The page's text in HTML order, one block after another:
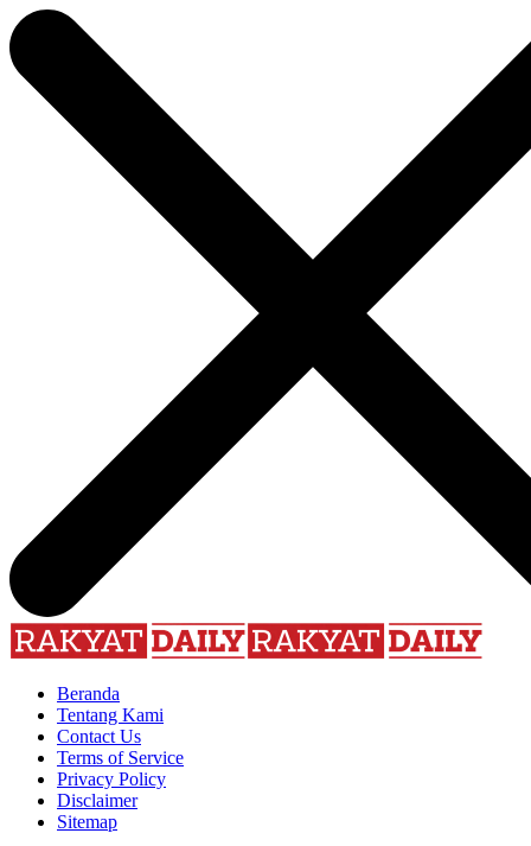
Beranda
Tentang Kami
Contact Us
Terms of Service
Privacy Policy
Disclaimer
Sitemap